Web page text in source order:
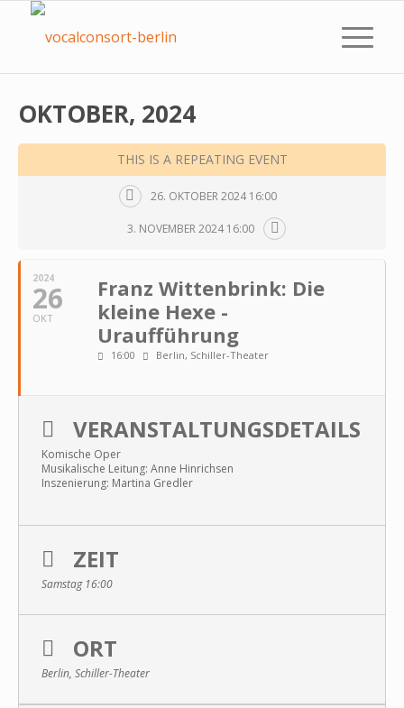
OKTOBER, 2024
THIS IS A REPEATING EVENT
26. OKTOBER 2024 16:00
3. NOVEMBER 2024 16:00
2024
26
OKT
Franz Wittenbrink: Die
kleine Hexe -
Uraufführung
16:00 Berlin, Schiller-Theater
VERANSTALTUNGSDETAILS
Komische Oper
Musikalische Leitung: Anne Hinrichsen
Inszenierung: Martina Gredler
ZEIT
Samstag 16:00
ORT
Berlin, Schiller-Theater